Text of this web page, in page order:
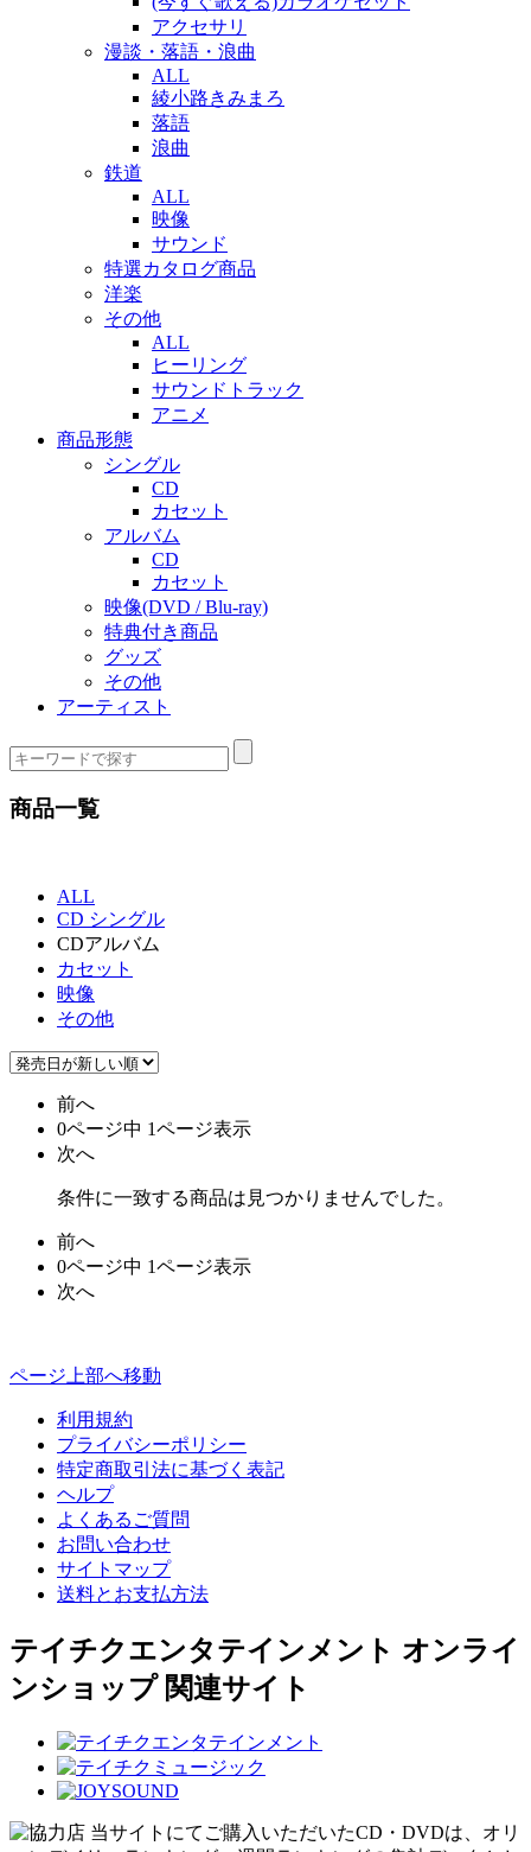
アクセサリ
漫談・落語・浪曲
ALL
綾小路きみまろ
落語
浪曲
鉄道
ALL
映像
サウンド
特選カタログ商品
洋楽
その他
ALL
ヒーリング
サウンドトラック
アニメ
商品形態
シングル
CD
カセット
アルバム
CD
カセット
映像(DVD / Blu-ray)
特典付き商品
グッズ
その他
アーティスト
商品一覧
ALL
CD シングル
CDアルバム
カセット
映像
その他
前へ
0ページ中 1ページ表示
次へ
条件に一致する商品は見つかりませんでした。
前へ
0ページ中 1ページ表示
次へ
ページ上部へ移動
利用規約
プライバシーポリシー
特定商取引法に基づく表記
ヘルプ
よくあるご質問
お問い合わせ
サイトマップ
送料とお支払方法
テイチクエンタテインメント オンライ
ンショップ 関連サイト
当サイトにてご購入いただいたCD・DVDは、オリ